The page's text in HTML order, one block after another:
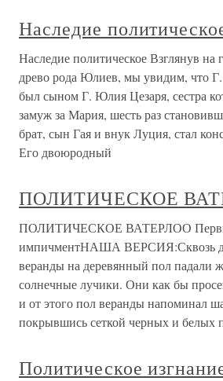
Наследие
Наследие политическое Взглянув на
древо рода Юлиев, мы увидим, что
был сыном Г. Юлия Цезаря, сестра
замуж за Мария, шесть раз
брат, сын Гая и внук Луция, стал
Его двоюродный
ПОЛИТИЧЕСКОЕ
ПОЛИТИЧЕСКОЕ ВАТЕРЛОО
импичментНАША ВЕРСИЯ:Сквозь
веранды на деревянный пол падали
солнечные лучики. Они как бы
и от этого пол веранды напоминал
покрывшись сеткой черных и белых
Политическое